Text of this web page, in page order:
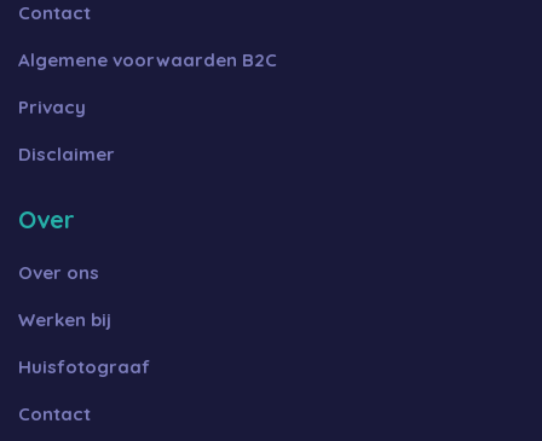
Contact
Algemene voorwaarden B2C
Privacy
Disclaimer
Over
Over ons
Werken bij
Huisfotograaf
Contact